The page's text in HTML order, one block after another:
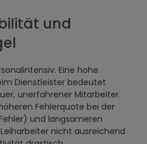
und
Eine hohe
Dienstleister bedeutet
unerfahrener Mitarbeiter.
Fehlerquote bei der
und langsameren
nicht ausreichend